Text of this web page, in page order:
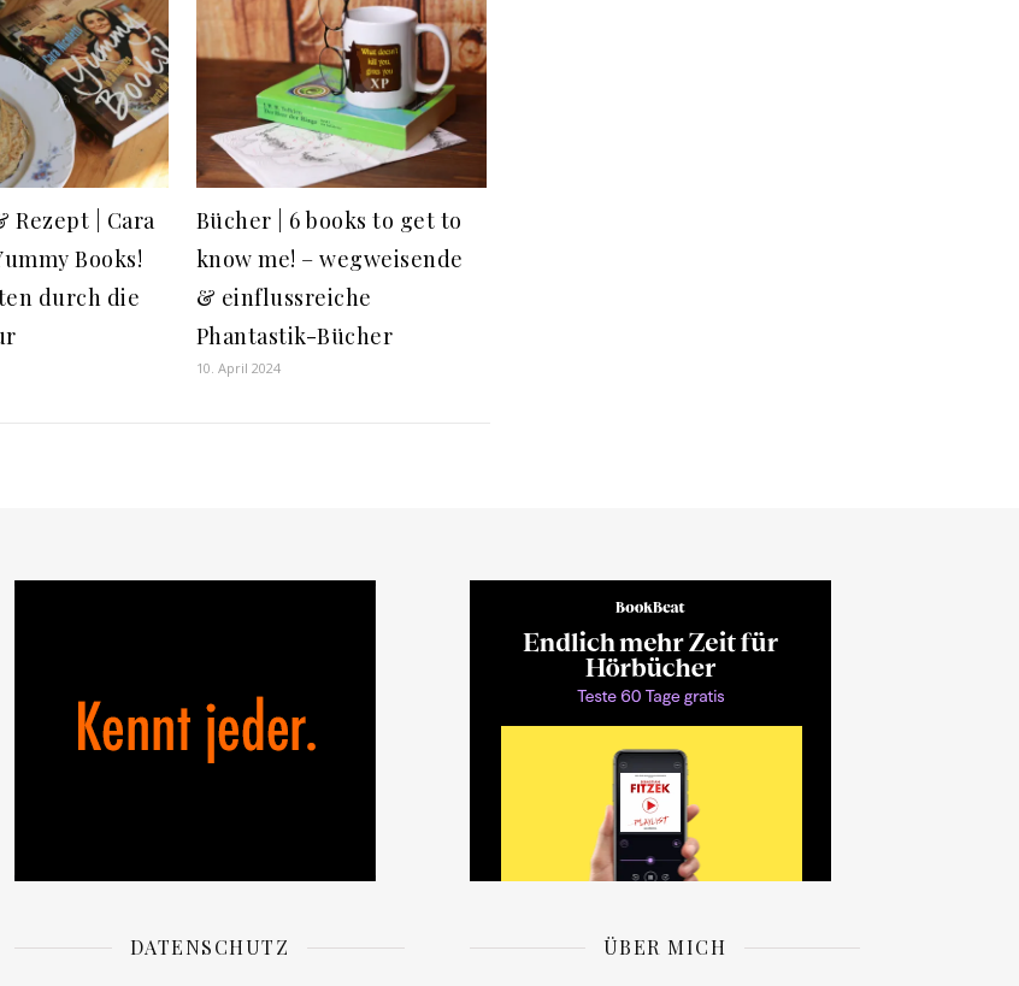
Rezept | Cara
Books!
durch die
Bücher | 6 books to get to
know me! – wegweisende
& einflussreiche
Phantastik-Bücher
10. April 2024
DATENSCHUTZ ÜBER MICH